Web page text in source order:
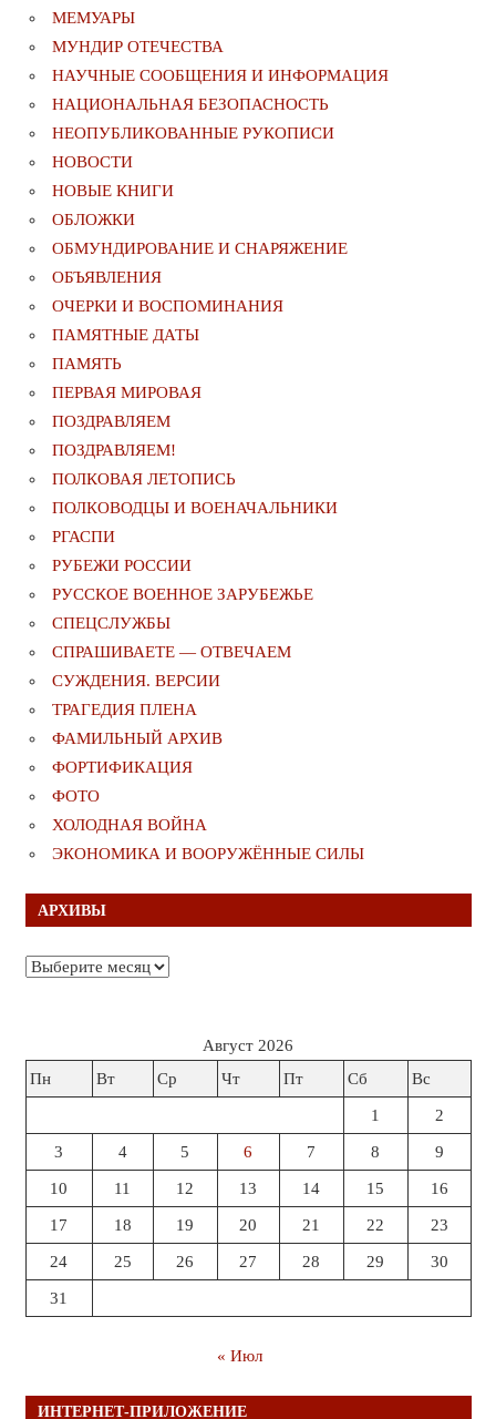
МЕМУАРЫ
МУНДИР ОТЕЧЕСТВА
НАУЧНЫЕ СООБЩЕНИЯ И ИНФОРМАЦИЯ
НАЦИОНАЛЬНАЯ БЕЗОПАСНОСТЬ
НЕОПУБЛИКОВАННЫЕ РУКОПИСИ
НОВОСТИ
НОВЫЕ КНИГИ
ОБЛОЖКИ
ОБМУНДИРОВАНИЕ И СНАРЯЖЕНИЕ
ОБЪЯВЛЕНИЯ
ОЧЕРКИ И ВОСПОМИНАНИЯ
ПАМЯТНЫЕ ДАТЫ
ПАМЯТЬ
ПЕРВАЯ МИРОВАЯ
ПОЗДРАВЛЯЕМ
ПОЗДРАВЛЯЕМ!
ПОЛКОВАЯ ЛЕТОПИСЬ
ПОЛКОВОДЦЫ И ВОЕНАЧАЛЬНИКИ
РГАСПИ
РУБЕЖИ РОССИИ
РУССКОЕ ВОЕННОЕ ЗАРУБЕЖЬЕ
СПЕЦСЛУЖБЫ
СПРАШИВАЕТЕ — ОТВЕЧАЕМ
СУЖДЕНИЯ. ВЕРСИИ
ТРАГЕДИЯ ПЛЕНА
ФАМИЛЬНЫЙ АРХИВ
ФОРТИФИКАЦИЯ
ФОТО
ХОЛОДНАЯ ВОЙНА
ЭКОНОМИКА И ВООРУЖЁННЫЕ СИЛЫ
АРХИВЫ
Архивы
Август 2026
Пн
Вт Ср Чт Пт Сб Вс
1 2
3 4 5 6 7 8 9
10 11 12 13 14 15 16
17 18 19 20 21 22 23
24 25 26 27 28 29 30
31
« Июл
ИНТЕРНЕТ-ПРИЛОЖЕНИЕ